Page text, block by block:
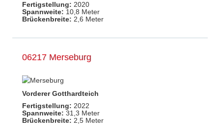
Fertigstellung: 2020
Spannweite: 10,8 Meter
Brückenbreite: 2,6 Meter
06217 Merseburg
Vorderer Gotthardteich
Fertigstellung: 2022
Spannweite: 31,3 Meter
Brückenbreite: 2,5 Meter